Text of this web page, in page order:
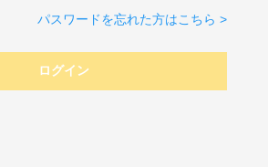
パスワードを忘れた方はこちら >
ログイン